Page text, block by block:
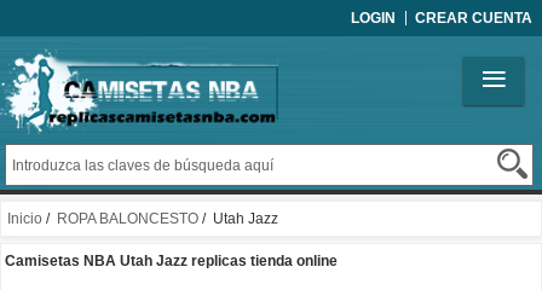
LOGIN CREAR CUENTA
Inicio / ROPA BALONCESTO / Utah Jazz
Camisetas NBA Utah Jazz replicas tienda online